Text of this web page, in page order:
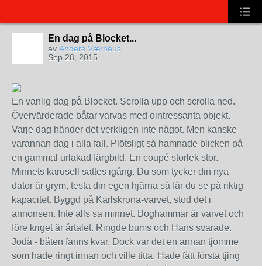
En dag på Blocket...
av Anders Værnéus
Sep 28, 2015
En vanlig dag på Blocket. Scrolla upp och scrolla ned.
Övervärderade båtar varvas med ointressanta objekt.
Varje dag händer det verkligen inte något. Men kanske
varannan dag i alla fall. Plötsligt så hamnade blicken på
en gammal urlakad färgbild. En coupé storlek stor.
Minnets karusell sattes igång. Du som tycker din nya
dator är grym, testa din egen hjärna så får du se på riktig
kapacitet. Byggd på Karlskrona-varvet, stod det i
annonsen. Inte alls sa minnet. Boghammar är varvet och
före kriget är årtalet. Ringde bums och Hans svarade.
Jodå - båten fanns kvar. Dock var det en annan tjomme
som hade ringt innan och ville titta. Hade fått första tjing